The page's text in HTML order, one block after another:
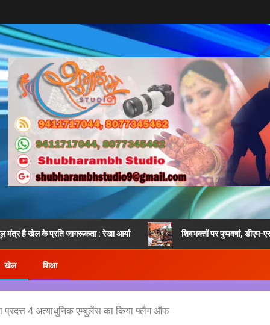
जागरूकता : रेखा आर्या शिवभक्तों पर पुष्पवर्षा, डीएम-एसएसपी ने किया
खेल शिक्षा
प्रदत्त 4 अत्याधुनिक एम्बुलेंस का किया फ्लैग ऑफ